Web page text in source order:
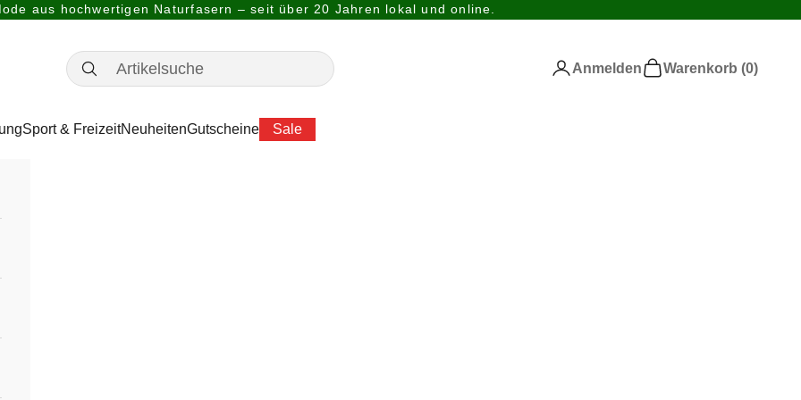
aus hochwertigen Naturfasern – seit über 20 Jahren lokal und online.
Sport & FreizeitNeuheitenGutscheine Sale
Anmelden
AnmeldenWarenkorb
Warenkorb (0)